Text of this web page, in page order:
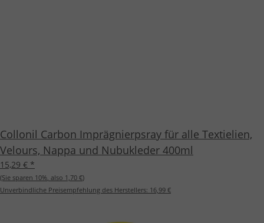
Collonil Carbon Imprägnierpsray für alle Textielien,
Velours, Nappa und Nubukleder 400ml
15,29 € *
(Sie sparen 10%, also 1,70 €)
Unverbindliche Preisempfehlung des Herstellers: 16,99 €